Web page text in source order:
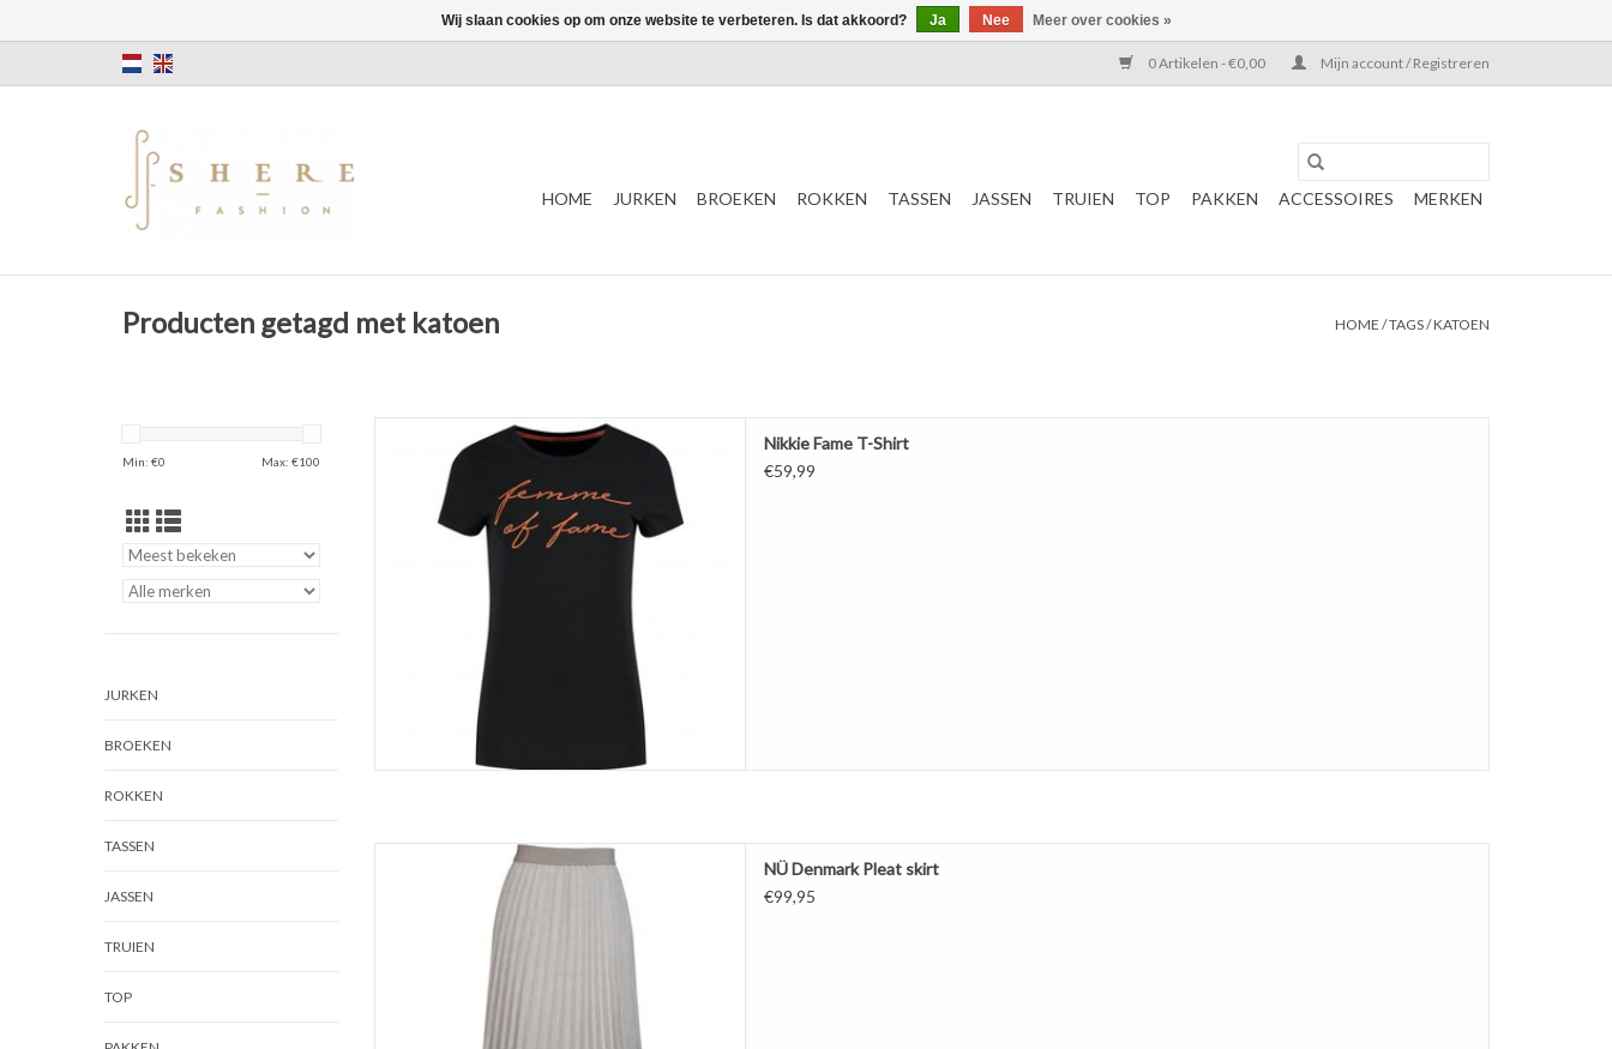
0 Artikelen - €0,00 Mijn account / Registreren
HOME JURKEN BROEKEN ROKKEN TASSEN JASSEN TRUIEN TOP PAKKEN ACCESSOIRES MERKEN
Producten getagd met katoen HOME /TAGS/KATOEN
Min: €0 Max: €100
JURKEN
BROEKEN
ROKKEN
TASSEN
JASSEN
TRUIEN
TOP
T-Shirt
Zwart
Fame Logo
TOEVOEGEN AAN WINKELWAGEN
Nikkie Fame T-Shirt
€59,99
Color: Wet sand mix
TOEVOEGEN AAN WINKELWAGEN
NÜ Denmark Pleat skirt
€99,95
Wij slaan cookies op om onze website te verbeteren. Is dat akkoord? Ja Nee Meer over cookies »